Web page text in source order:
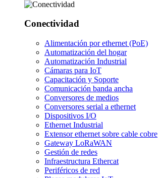
Conectividad
Alimentación por ethernet (PoE)
Automatización del hogar
Automatización Industrial
Cámaras para IoT
Capacitación y Soporte
Comunicación banda ancha
Conversores de medios
Conversores serial a ethernet
Dispositivos I/O
Ethernet Industrial
Extensor ethernet sobre cable cobre
Gateway LoRaWAN
Gestión de redes
Infraestructura Ethercat
Periféricos de red